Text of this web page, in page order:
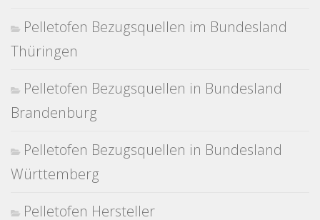
Pelletofen Bezugsquellen im Bundesland
Thüringen
Pelletofen Bezugsquellen in Bundesland
Brandenburg
Pelletofen Bezugsquellen in Bundesland
Württemberg
Pelletofen Hersteller